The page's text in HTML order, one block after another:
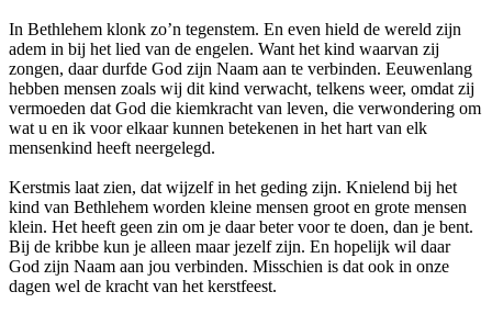
In Bethlehem klonk zo’n tegenstem. En even hield de wereld zijn
adem in bij het lied van de engelen. Want het kind waarvan zij
zongen, daar durfde God zijn Naam aan te verbinden. Eeuwenlang
hebben mensen zoals wij dit kind verwacht, telkens weer, omdat zij
vermoeden dat God die kiemkracht van leven, die verwondering om
wat u en ik voor elkaar kunnen betekenen in het hart van elk
mensenkind heeft neergelegd.
Kerstmis laat zien, dat wijzelf in het geding zijn. Knielend bij het
kind van Bethlehem worden kleine mensen groot en grote mensen
klein. Het heeft geen zin om je daar beter voor te doen, dan je bent.
Bij de kribbe kun je alleen maar jezelf zijn. En hopelijk wil daar
God zijn Naam aan jou verbinden. Misschien is dat ook in onze
dagen wel de kracht van het kerstfeest.